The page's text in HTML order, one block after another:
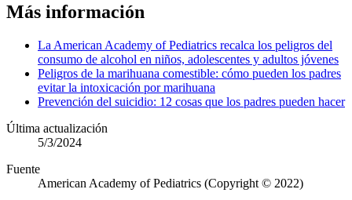
Más información
La American Academy of Pediatrics recalca los peligros del
consumo de alcohol en niños, adolescentes y adultos jóvenes
Peligros de la marihuana comestible: cómo pueden los padres
evitar la intoxicación por marihuana
Prevención del suicidio: 12 cosas que los padres pueden hacer
Última actualización
5/3/2024
Fuente
American Academy of Pediatrics (Copyright © 2022)